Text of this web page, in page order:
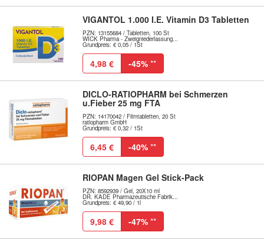
VIGANTOL 1.000 I.E. Vitamin D3 Tabletten
PZN: 13155684 / Tabletten, 100 St
WICK Pharma - Zweigniederlassung...
Grundpreis: € 0,05 / 1St
4,98 € -45% **
DICLO-RATIOPHARM bei Schmerzen
u.Fieber 25 mg FTA
PZN: 14170042 / Filmtabletten, 20 St
ratiopharm GmbH
Grundpreis: € 0,32 / 1St
6,45 € -40% **
RIOPAN Magen Gel Stick-Pack
PZN: 8592939 / Gel, 20X10 ml
DR. KADE Pharmazeutische Fabrik...
Grundpreis: € 49,90 / 1l
9,98 € -47% **